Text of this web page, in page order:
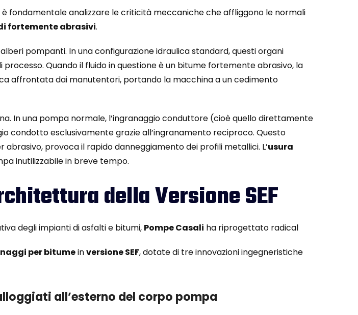
fondamentale analizzare le criticità meccaniche che affliggono le normali
fortemente abrasivi.
pompanti. In una configurazione idraulica standard, questi organi
Quando il fluido in questione è un bitume fortemente abrasivo, la
affrontata dai manutentori, portando la macchina a un cedimento
In una pompa normale, l’ingranaggio conduttore (cioè quello direttamente
condotto esclusivamente grazie all’ingranamento reciproco. Questo
abrasivo, provoca il rapido danneggiamento dei profili metallici. L’usura
inutilizzabile in breve tempo.
della Versione SEF
degli impianti di asfalti e bitumi, Pompe Casali ha riprogettato radical
per bitumeinversione SEF, dotate di tre innovazioni ingegneristiche
all’esterno del corpo pompa